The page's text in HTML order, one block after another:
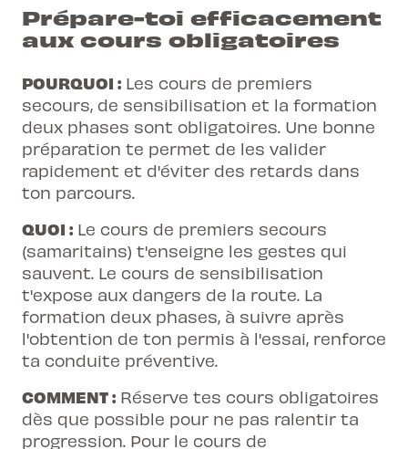
Prépare-toi efficacement
aux cours obligatoires
POURQUOI : Les cours de premiers
secours, de sensibilisation et la formation
deux phases sont obligatoires. Une bonne
préparation te permet de les valider
rapidement et d'éviter des retards dans
ton parcours.
QUOI : Le cours de premiers secours
(samaritains) t'enseigne les gestes qui
sauvent. Le cours de sensibilisation
t'expose aux dangers de la route. La
formation deux phases, à suivre après
l'obtention de ton permis à l'essai, renforce
ta conduite préventive.
COMMENT : Réserve tes cours obligatoires
dès que possible pour ne pas ralentir ta
progression. Pour le cours de